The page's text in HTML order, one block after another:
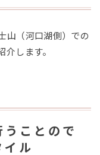
山（河口湖側）での
します。
ことので
イル